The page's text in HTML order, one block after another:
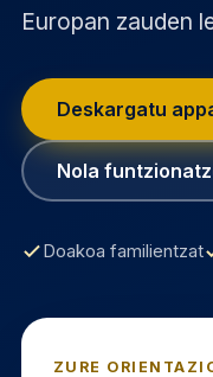
Europan zauden
Deskargatu
Nola
Doakoa familientzat
ZURE